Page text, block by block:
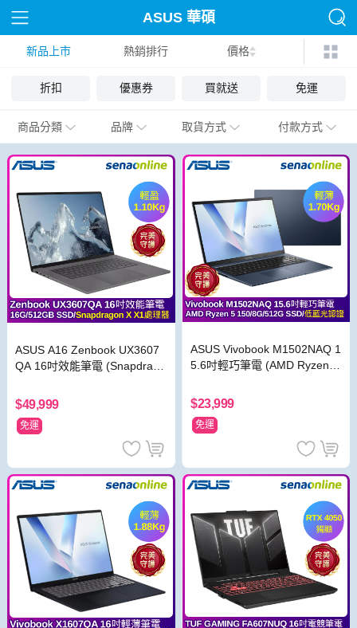
ASUS 華碩
新品上市 熱銷排行 價格
折扣 優惠券 買就送 免運
商品分類 品牌 取貨方式 付款方式
ASUS A16 Zenbook UX3607
QA 16吋效能筆電 (Snapdrago
D/灰)
$49,999
免運
ASUS Vivobook M1502NAQ 1
5.6吋輕巧筆電 (AMD Ryzen 5
$23,999
免運